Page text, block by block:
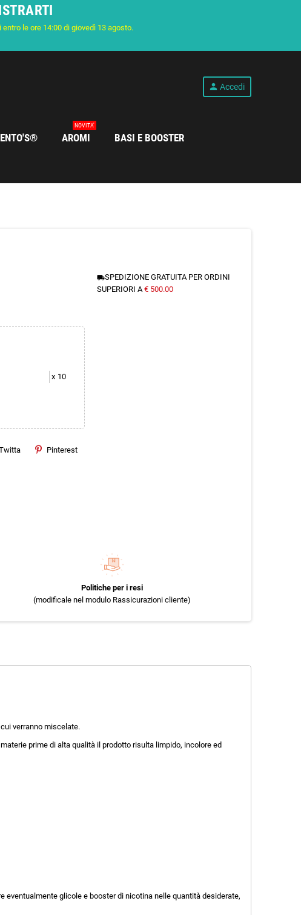
le ore 14:00 di giovedì 13 agosto.
person Accedi
AROMI
NOVITA'
BASI E BOOSTER
x 10
Pinterest
local_shippingSPEDIZIONE GRATUITA PER ORDINI
SUPERIORI A€ 500.00
Politiche per i resi
(modificale nel modulo Rassicurazioni cliente)
verranno miscelate.
prime di alta qualità il prodotto risulta limpido, incolore ed
eventualmente glicole e booster di nicotina nelle quantità desiderate,